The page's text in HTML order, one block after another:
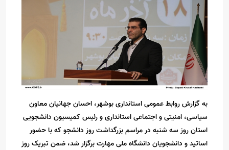
به گزارش روابط عمومی استانداری بوشهر، احسان جهانیان معاون
سیاسی، امنیتی و اجتماعی استانداری و رئیس کمیسیون دانشجویی
استان روز سه شنبه در مراسم بزرگداشت روز دانشجو که با حضور
اساتید و دانشجویان دانشگاه ملی مهارت برگزار شد، ضمن تبریک روز